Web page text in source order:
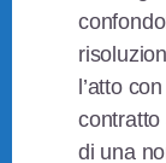
l’atto
contratto
di una